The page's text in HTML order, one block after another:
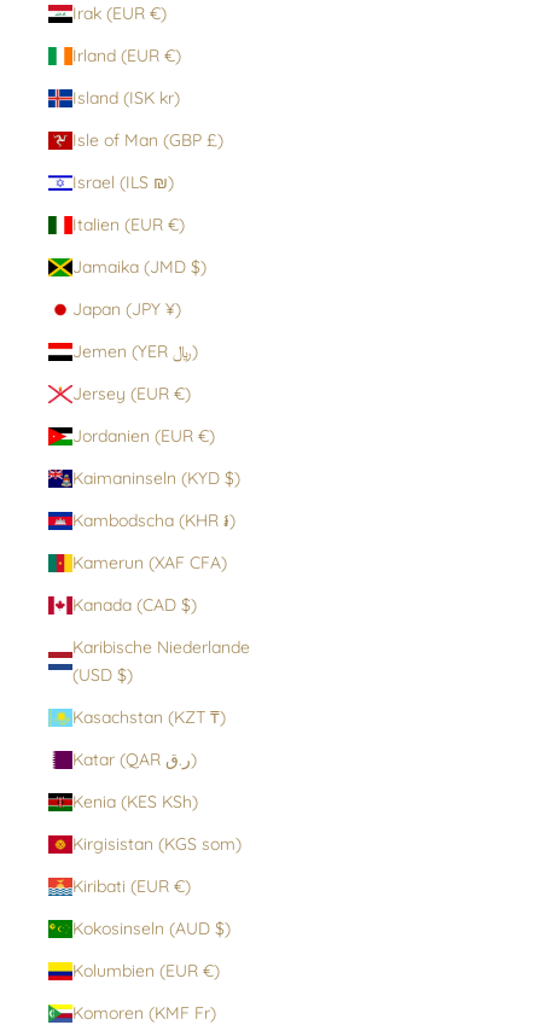
Irak (EUR €)
Irland (EUR €)
Island (ISK kr)
Isle of Man (GBP £)
Israel (ILS ₪)
Italien (EUR €)
Jamaika (JMD $)
Japan (JPY ¥)
Jemen (YER ﷼)
Jersey (EUR €)
Jordanien (EUR €)
Kaimaninseln (KYD $)
Kambodscha (KHR ៛)
Kamerun (XAF CFA)
Kanada (CAD $)
Karibische Niederlande
(USD $)
Kasachstan (KZT ₸)
Katar (QAR ر.ق)
Kenia (KES KSh)
Kirgisistan (KGS som)
Kiribati (EUR €)
Kokosinseln (AUD $)
Kolumbien (EUR €)
Komoren (KMF Fr)